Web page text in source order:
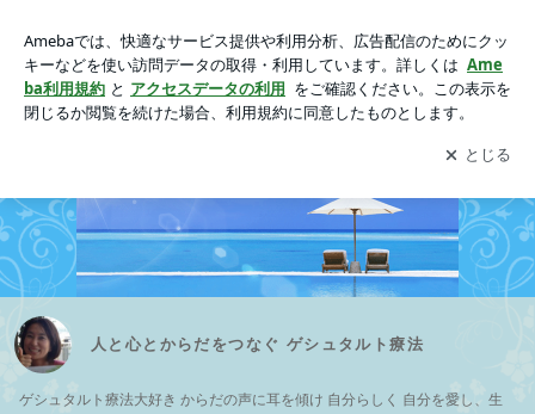
アプリをダウンロードして ブログの更新通知
を受け取りまし
ょう。
開く
人と心とからだをつなぐ ゲシュタルト療法
ゲシュタルト療法大好き からだの声に耳を傾け 自分らしく 自分を愛し、生